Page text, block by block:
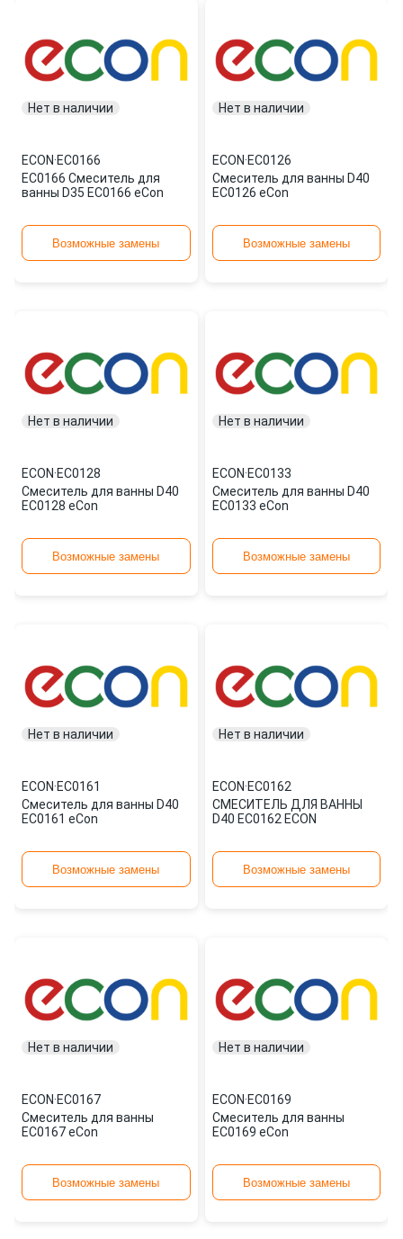
Нет в наличии
ECON·EC0166
EC0166 Смеситель для
ванны D35 EC0166 eCon
Возможные замены
Нет в наличии
ECON·EC0126
Смеситель для ванны D40
EC0126 eCon
Возможные замены
Нет в наличии
ECON·EC0128
Смеситель для ванны D40
EC0128 eCon
Возможные замены
Нет в наличии
ECON·EC0133
Смеситель для ванны D40
EC0133 eCon
Возможные замены
Нет в наличии
ECON·EC0161
Смеситель для ванны D40
EC0161 eCon
Возможные замены
Нет в наличии
ECON·EC0162
СМЕСИТЕЛЬ ДЛЯ ВАННЫ
D40 EC0162 ECON
Возможные замены
Нет в наличии
ECON·EC0167
Смеситель для ванны
EC0167 eCon
Возможные замены
Нет в наличии
ECON·EC0169
Смеситель для ванны
EC0169 eCon
Возможные замены